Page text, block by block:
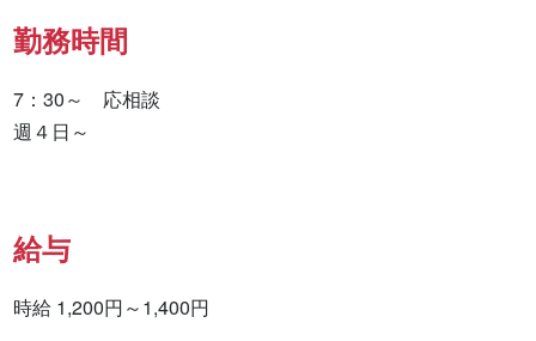
勤務時間
7：30～　応相談
週４日～
給与
時給 1,200円～1,400円